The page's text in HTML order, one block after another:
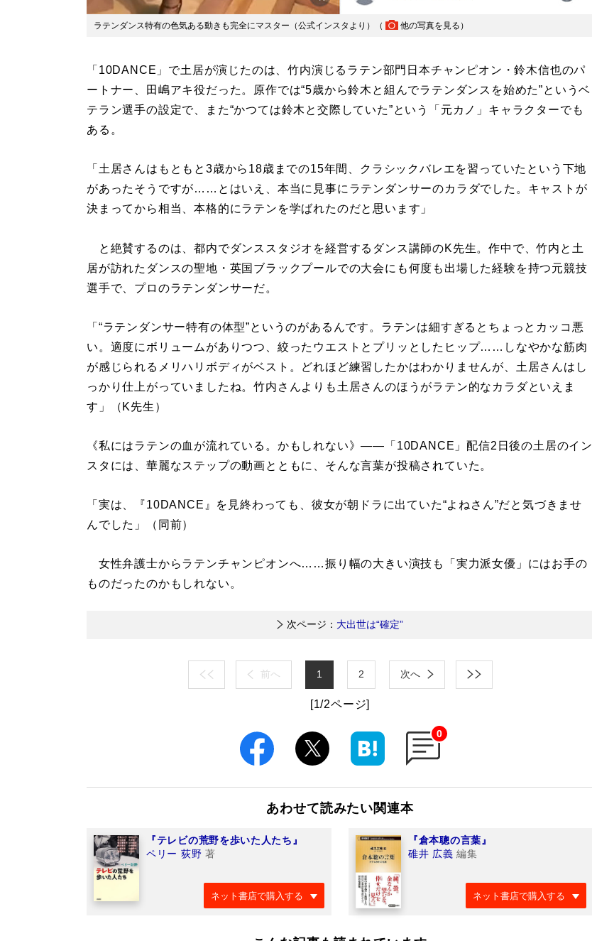
ラテンダンス特有の色気ある動きも完全にマスター（公式インスタより）（ 他の写真を見る ）
「10DANCE」で土居が演じたのは、竹内演じるラテン部門日本チャンピオン・鈴木信也のパ
ートナー、田嶋アキ役だった。原作では“5歳から鈴木と組んでラテンダンスを始めた”というベ
テラン選手の設定で、また“かつては鈴木と交際していた”という「元カノ」キャラクターでも
ある。
「土居さんはもともと3歳から18歳までの15年間、クラシックバレエを習っていたという下地
があったそうですが……とはいえ、本当に見事にラテンダンサーのカラダでした。キャストが
決まってから相当、本格的にラテンを学ばれたのだと思います」
と絶賛するのは、都内でダンススタジオを経営するダンス講師のK先生。作中で、竹内と土
居が訪れたダンスの聖地・英国ブラックプールでの大会にも何度も出場した経験を持つ元競技
選手で、プロのラテンダンサーだ。
「“ラテンダンサー特有の体型”というのがあるんです。ラテンは細すぎるとちょっとカッコ悪
い。適度にボリュームがありつつ、絞ったウエストとプリッとしたヒップ……しなやかな筋肉
が感じられるメリハリボディがベスト。どれほど練習したかはわかりませんが、土居さんはし
っかり仕上がっていましたね。竹内さんよりも土居さんのほうがラテン的なカラダといえま
す」（K先生）
《私にはラテンの血が流れている。かもしれない》――「10DANCE」配信2日後の土居のイン
スタには、華麗なステップの動画とともに、そんな言葉が投稿されていた。
「実は、『10DANCE』を見終わっても、彼女が朝ドラに出ていた“よねさん”だと気づきませ
んでした」（同前）
女性弁護士からラテンチャンピオンへ……振り幅の大きい演技も「実力派女優」にはお手の
ものだったのかもしれない。
次ページ： 大出世は“確定”
前へ 1 2 次へ
[1/2ページ]
0
あわせて読みたい関連本
『テレビの荒野を歩いた人たち』
ペリー 荻野 著
ネット書店で購入する
『倉本聰の言葉』
碓井 広義 編集
ネット書店で購入する